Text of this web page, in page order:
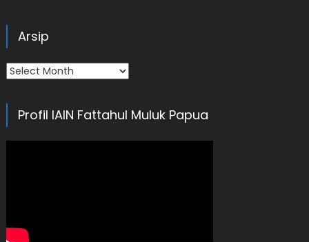
Arsip
Arsip
Profil IAIN Fattahul Muluk Papua